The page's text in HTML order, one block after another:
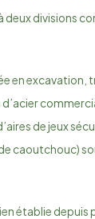
deux divisions
en excavation,
de jeux
caoutchouc)
établie depuis